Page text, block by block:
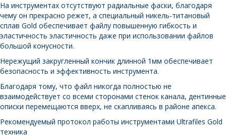
На инструментах отсутствуют радиальные фаски, благодаря
чему он прекрасно режет, а специальный никель-титановый
сплав Gold обеспечивает файлу повышенную гибкость и
эластичность эластичность даже при использовании файлов
большой конусности.
Нережущий закругленный кончик длинной 1мм обеспечивает
безопасность и эффективность инструмента.
Благодаря тому, что файл никогда полностью не
взаимодействует со всеми сторонами стенок канала, дентинные
описки перемещаются вверх, не скапливаясь в районе апекса.
Рекомендуемый протокол работы инструментами Ultrafiles Gold
техника